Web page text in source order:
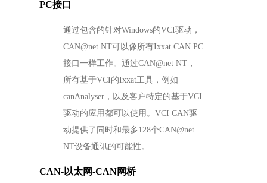
PC接口
通过包含的针对Windows的VCI驱动，
CAN@net NT可以像所有Ixxat CAN PC
接口一样工作。通过CAN@net NT，
所有基于VCI的Ixxat工具，例如
canAnalyser，以及客户特定的基于VCI
驱动的应用都可以使用。VCI CAN驱
动提供了同时和最多128个CAN@net
NT设备通讯的可能性。
CAN-以太网-CAN网桥